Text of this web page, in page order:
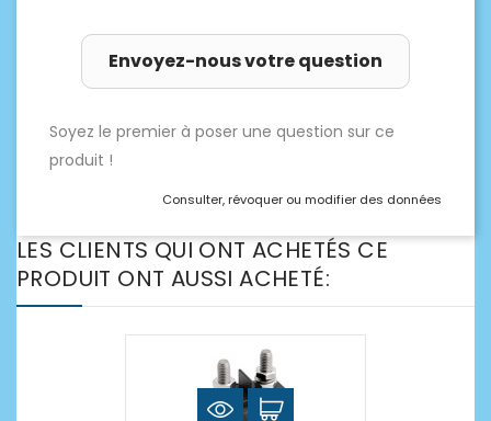
Envoyez-nous votre question
Soyez le premier à poser une question sur ce
produit !
Consulter, révoquer ou modifier des données
LES CLIENTS QUI ONT ACHETÉS CE
PRODUIT ONT AUSSI ACHETÉ: